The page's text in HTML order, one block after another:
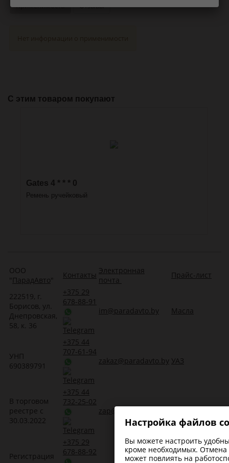
Настройка файлов
Вы можете настроить
кроме необходимых. Отмена
может повлиять на
Применимость Отзывы
С этим товаром покупают
Gates 4 * * * 0
Ремень ручейковый
ООО
" ПарадАвто"
Контакты Электронная
почта
Прайс-лист
222519, г.
Борисов, ул.
Днепровская,
58, к. 36
+375 29
678-88-91
im@paradavto.by
Масла
УНП
690389791
+375 44
707-61-94
zakaz@paradavto.by УАЗ
В торговом
реестре с
30.03.2022
+375 44
732-25-02
zap@paradavto.by
Регистрация
+375 29
678-88-92